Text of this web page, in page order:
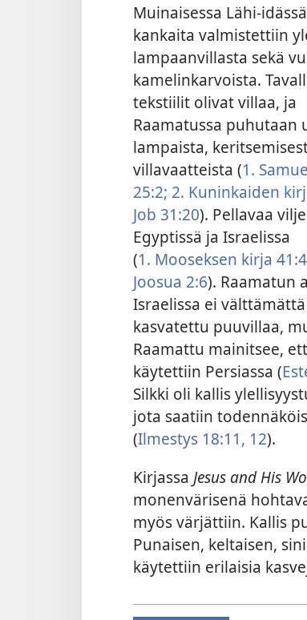
Muinaisessa Lähi-idässä
kankaita valmistettiin
lampaanvillasta sekä
kamelinkarvoista.
tekstiilit olivat villaa, ja
Raamatussa puhutaan
lampaista,
villavaatteista (1.
25:2; 2. Kuninkaiden
Job 31:20). Pellavaa
Egyptissä ja Israelissa
(1. Mooseksen kirja
Joosua 2:6). Raamatun
Israelissa ei välttämättä
kasvatettu puuvillaa,
Raamattu mainitsee,
käytettiin Persiassa (
Silkki oli kallis
jota saatiin
(Ilmestys 18:11, 12).
Kirjassa Jesus and His
monenvärisenä
myös värjättiin. Kallis
Punaisen, keltaisen,
käytettiin erilaisia